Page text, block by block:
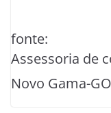
fonte:
Assessoria de
Novo Gama-GO